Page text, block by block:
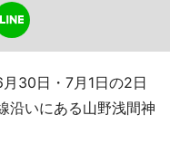
30日・7月1日の2日
沿いにある山野浅間神